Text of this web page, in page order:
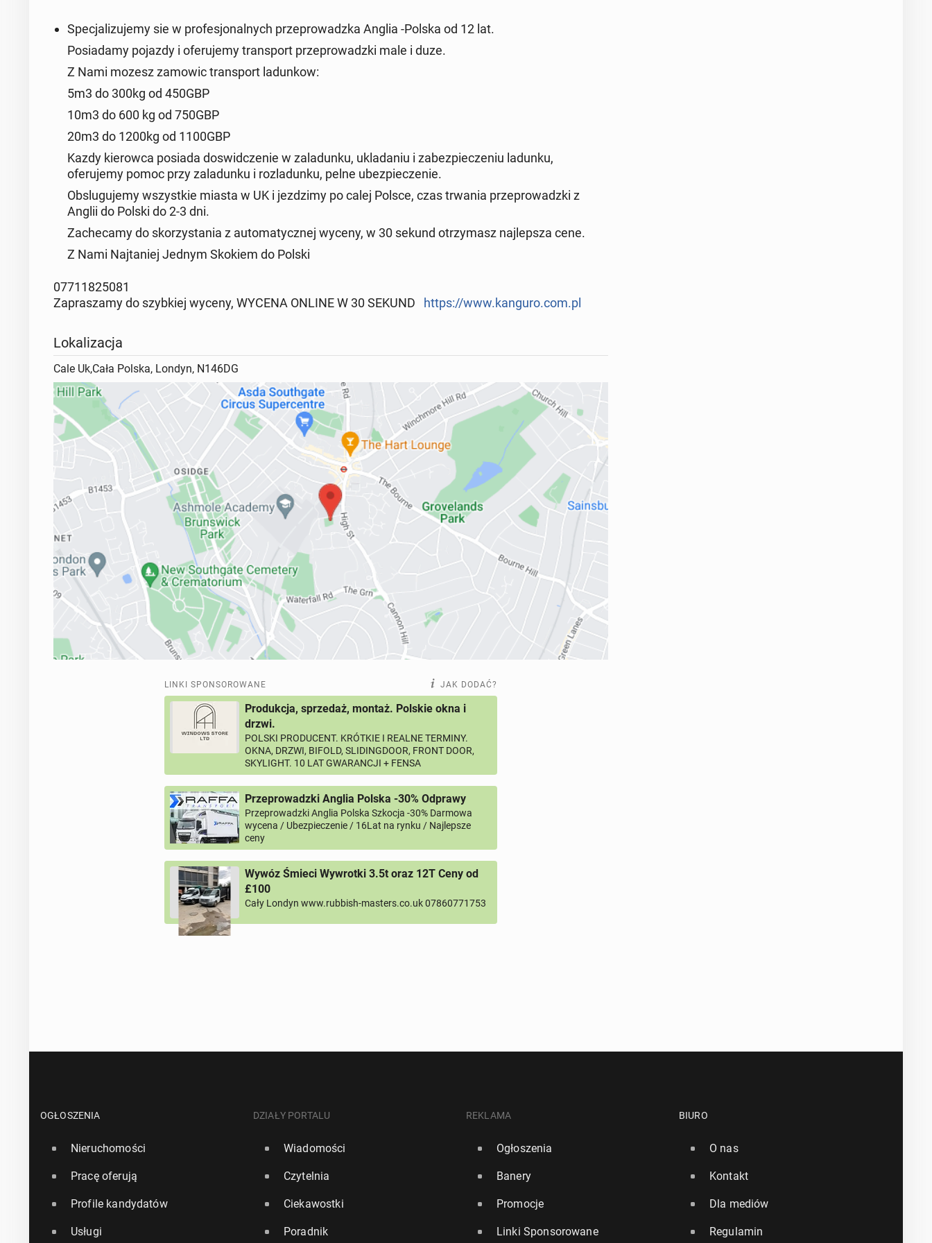
Specjalizujemy sie w profesjonalnych przeprowadzka Anglia -Polska od 12 lat.
Posiadamy pojazdy i oferujemy transport przeprowadzki male i duze.
Z Nami mozesz zamowic transport ladunkow:
5m3 do 300kg od 450GBP
10m3 do 600 kg od 750GBP
20m3 do 1200kg od 1100GBP
Kazdy kierowca posiada doswidczenie w zaladunku, ukladaniu i zabezpieczeniu ladunku,
oferujemy pomoc przy zaladunku i rozladunku, pelne ubezpieczenie.
Obslugujemy wszystkie miasta w UK i jezdzimy po calej Polsce, czas trwania przeprowadzki z
Anglii do Polski do 2-3 dni.
Zachecamy do skorzystania z automatycznej wyceny, w 30 sekund otrzymasz najlepsza cene.
Z Nami Najtaniej Jednym Skokiem do Polski
07711825081
Zapraszamy do szybkiej wyceny, WYCENA ONLINE W 30 SEKUND
https://www.kanguro.com.pl
Lokalizacja
Cale Uk,Cała Polska, Londyn, N146DG
LINKI SPONSOROWANE JAK DODAĆ?
Produkcja, sprzedaż, montaż. Polskie okna i
drzwi.
POLSKI PRODUCENT. KRÓTKIE I REALNE TERMINY.
OKNA, DRZWI, BIFOLD, SLIDINGDOOR, FRONT DOOR,
SKYLIGHT. 10 LAT GWARANCJI + FENSA
Przeprowadzki Anglia Polska -30% Odprawy
Przeprowadzki Anglia Polska Szkocja -30% Darmowa
wycena / Ubezpieczenie / 16Lat na rynku / Najlepsze
ceny
Wywóz Śmieci Wywrotki 3.5t oraz 12T Ceny od
£100
Cały Londyn www.rubbish-masters.co.uk 07860771753
OGŁOSZENIA
Nieruchomości
Pracę oferują
Profile kandydatów
Usługi
DZIAŁY PORTALU
Wiadomości
Czytelnia
Ciekawostki
Poradnik
REKLAMA
Ogłoszenia
Banery
Promocje
Linki Sponsorowane
BIURO
O nas
Kontakt
Dla mediów
Regulamin